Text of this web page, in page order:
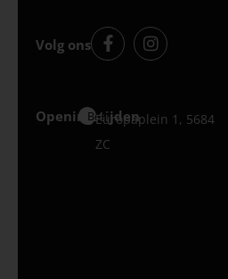
Volg ons
Openingstijden
Best
Europaplein 1, 5684
ZC